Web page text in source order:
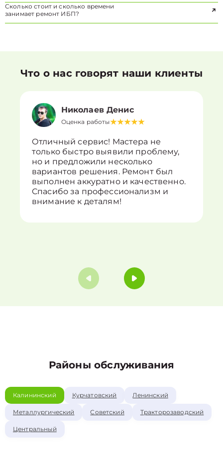
Сколько стоит и сколько времени
занимает ремонт ИБП?
Что о нас говорят наши клиенты
Николаев Денис
Оценка работы
Отличный сервис! Мастера не
только быстро выявили проблему,
но и предложили несколько
вариантов решения. Ремонт был
выполнен аккуратно и качественно.
Спасибо за профессионализм и
внимание к деталям!
Районы обслуживания
Калининский Курчатовский Ленинский
Металлургический Советский Тракторозаводский
Центральный